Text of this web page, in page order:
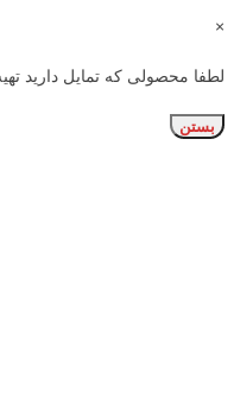
×
لطفا محصولی که تمایل دارید
بستن